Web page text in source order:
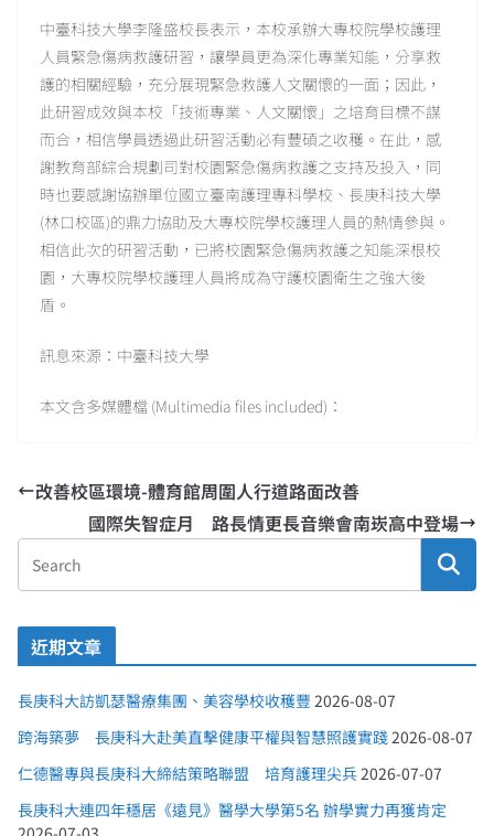
中臺科技大學李隆盛校長表示，本校承辦大專校院學校護理
人員緊急傷病救護研習，讓學員更為深化專業知能，分享救
護的相關經驗，充分展現緊急救護人文關懷的一面；因此，
此研習成效與本校「技術專業、人文關懷」之培育目標不謀
而合，相信學員透過此研習活動必有豐碩之收穫。在此，感
謝教育部綜合規劃司對校園緊急傷病救護之支持及投入，同
時也要感謝協辦單位國立臺南護理專科學校、長庚科技大學
(林口校區)的鼎力協助及大專校院學校護理人員的熱情參與。
相信此次的研習活動，已將校園緊急傷病救護之知能深根校
園，大專校院學校護理人員將成為守護校園衛生之強大後
盾。
訊息來源：中臺科技大學
本文含多媒體檔 (Multimedia files included)：
改善校區環境-體育館周圍人行道路面改善
國際失智症月 路長情更長音樂會南崁高中登場
近期文章
長庚科大訪凱瑟醫療集團、美容學校收穫豐 2026-08-07
跨海築夢 長庚科大赴美直擊健康平權與智慧照護實踐2026-08-07
仁德醫專與長庚科大締結策略聯盟 培育護理尖兵2026-07-07
長庚科大連四年穩居《遠見》醫學大學第5名 辦學實力再獲肯定